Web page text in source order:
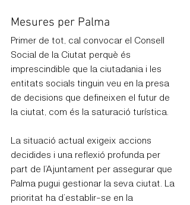
Mesures per Palma
Primer de tot, cal convocar el Consell
Social de la Ciutat perquè és
imprescindible que la ciutadania i les
entitats socials tinguin veu en la presa
de decisions que defineixen el futur de
la ciutat, com és la saturació turística.
La situació actual exigeix accions
decidides i una reflexió profunda per
part de l’Ajuntament per assegurar que
Palma pugui gestionar la seva ciutat. La
prioritat ha d’establir-se en la